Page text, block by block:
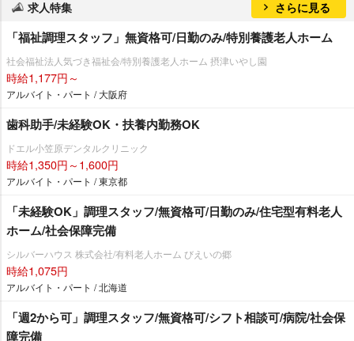
求人特集 さらに見る
「福祉調理スタッフ」無資格可/日勤のみ/特別養護老人ホーム
社会福祉法人気づき福祉会/特別養護老人ホーム 摂津いやし園
時給1,177円～
アルバイト・パート / 大阪府
歯科助手/未経験OK・扶養内勤務OK
ドエル小笠原デンタルクリニック
時給1,350円～1,600円
アルバイト・パート / 東京都
「未経験OK」調理スタッフ/無資格可/日勤のみ/住宅型有料老人
ホーム/社会保障完備
シルバーハウス 株式会社/有料老人ホーム びえいの郷
時給1,075円
アルバイト・パート / 北海道
「週2から可」調理スタッフ/無資格可/シフト相談可/病院/社会保
障完備